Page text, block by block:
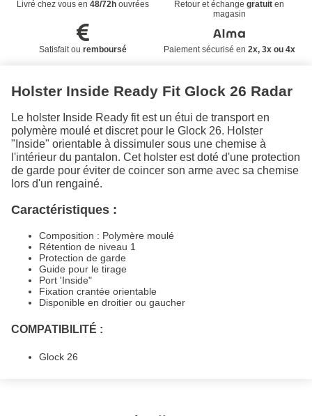
Livré chez vous en 48/72houvrées Retour et échangegratuit en
magasin
Satisfait ou remboursé Paiement sécurisé en 2x, 3x ou 4x
Holster Inside Ready Fit Glock 26 Radar
Le holster Inside Ready fit est un étui de transport en
polymère moulé et discret pour le Glock 26. Holster
"Inside" orientable à dissimuler sous une chemise à
l'intérieur du pantalon. Cet holster est doté d'une protection
de garde pour éviter de coincer son arme avec sa chemise
lors d'un rengainé.
Caractéristiques :
Composition : Polymère moulé
Rétention de niveau 1
Protection de garde
Guide pour le tirage
Port 'Inside"
Fixation crantée orientable
Disponible en droitier ou gaucher
COMPATIBILITÉ :
Glock 26